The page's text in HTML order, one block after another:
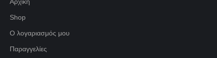
Shop
Ο λογαριασμός μου
Παραγγελίες